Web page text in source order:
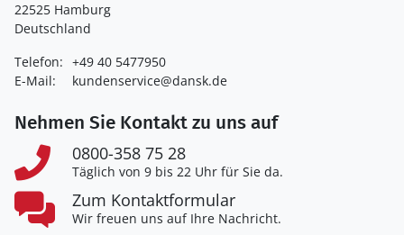
22525 Hamburg
Deutschland
Telefon: +49 40 5477950
E-Mail:
kundenservice@dansk.de
Nehmen Sie Kontakt zu uns auf
0800-358 75 28
Täglich von 9 bis 22 Uhr für Sie da.
Zum Kontaktformular
Wir freuen uns auf Ihre Nachricht.